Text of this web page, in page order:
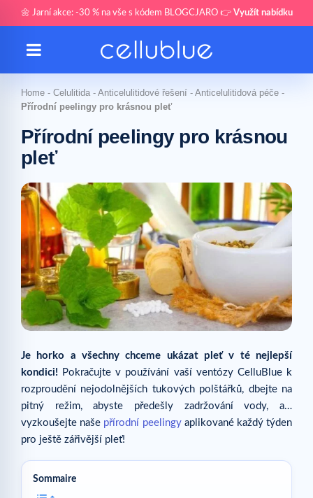
🌼 Jarní akce: -30 % na vše s kódem BLOGCJARO 👉 Využít nabídku
Home - Celulitida - Anticelulitidové řešení - Anticelulitidová péče -
Přírodní peelingy pro krásnou pleť
Přírodní peelingy pro krásnou
pleť
Je horko a všechny chceme ukázat pleť v té nejlepší
kondici! Pokračujte v používání vaší ventózy CelluBlue k
rozproudění nejodolnějších tukových polštářků, dbejte na
pitný režim, abyste předešly zadržování vody, a…
vyzkoušejte naše přírodní peelingyaplikované každý týden
pro ještě zářivější pleť!
Sommaire